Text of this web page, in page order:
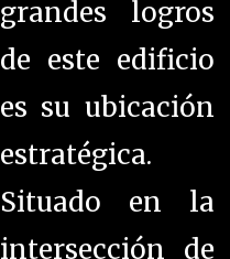
grandes logros
de este edificio
es su ubicación
estratégica.
Situado en la
intersección de